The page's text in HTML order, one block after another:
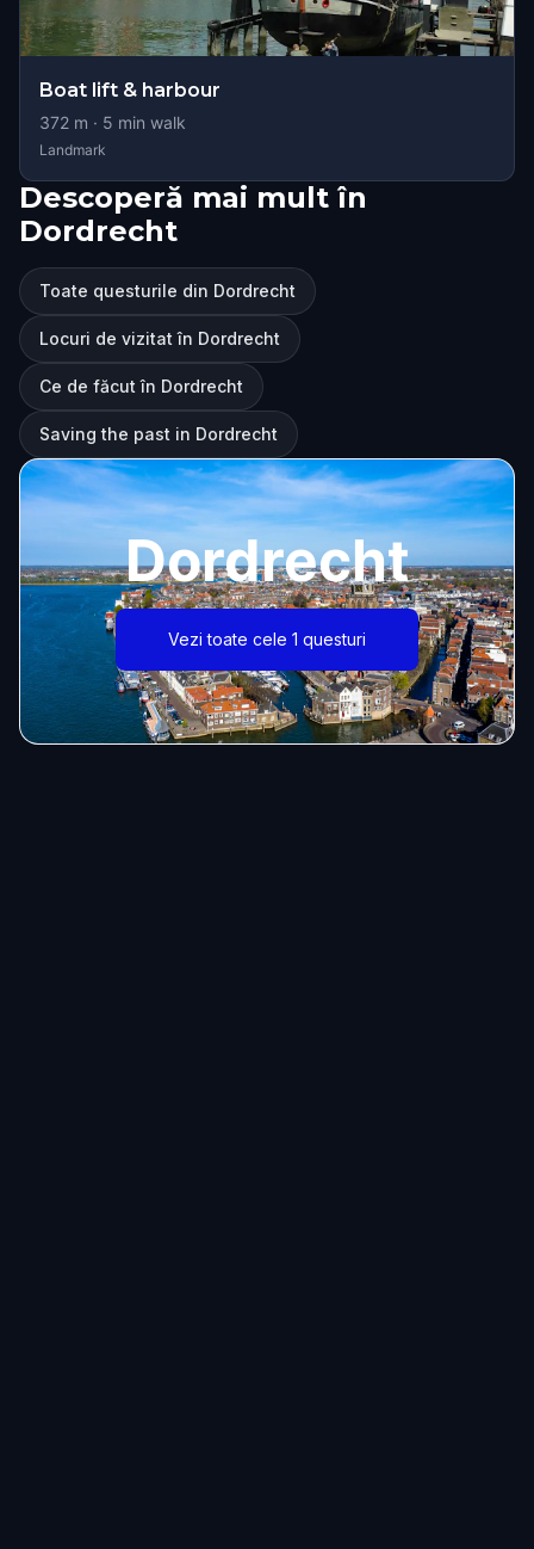
Boat lift & harbour
372 m · 5 min walk
Landmark
Descoperă mai mult în
Dordrecht
Toate questurile din Dordrecht
Locuri de vizitat în Dordrecht
Ce de făcut în Dordrecht
Saving the past in Dordrecht
Dordrecht
Vezi toate cele 1 questuri